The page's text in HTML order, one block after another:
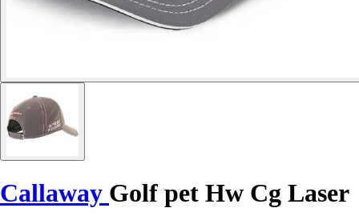
Callaway Golf pet Hw Cg Laser